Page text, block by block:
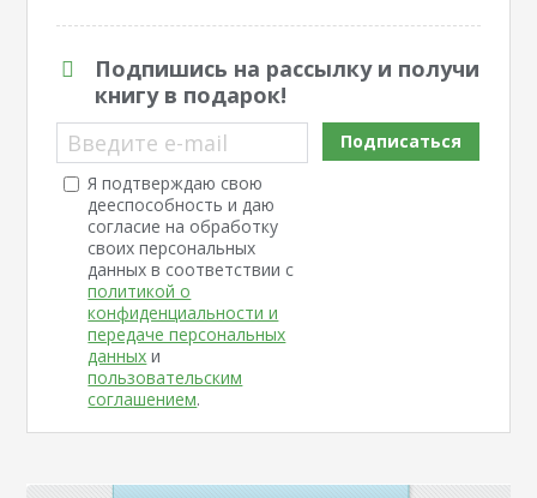
Подпишись на рассылку и получи
книгу в подарок!
Введите e-mail
Я подтверждаю свою
дееспособность и даю
согласие на обработку
своих персональных
данных в соответствии с
политикой о
конфиденциальности и
передаче персональных
данных и
пользовательским
соглашением.
Подписаться